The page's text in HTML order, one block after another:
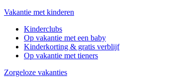
Vakantie met kinderen
Kinderclubs
Op vakantie met een baby
Kinderkorting & gratis verblijf
Op vakantie met tieners
Zorgeloze vakanties